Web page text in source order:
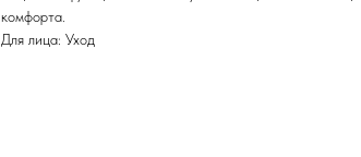
комфорта.
Для лица: Уход